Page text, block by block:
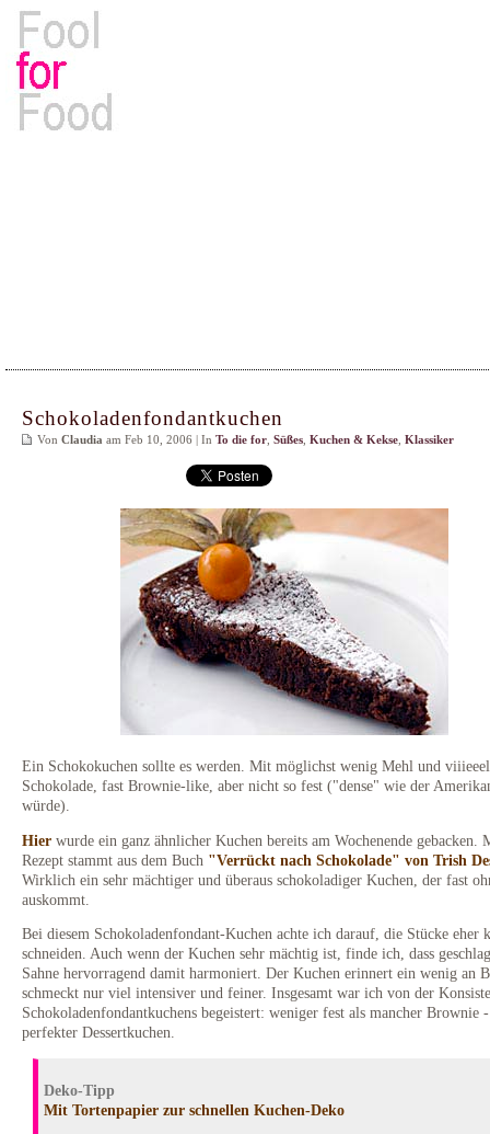
Schokoladenfondantkuchen
Von Claudia am Feb 10, 2006 | In To die for Süßes Kuchen & Kekse Klassiker
Ein Schokokuchen sollte es werden. Mit möglichst wenig Mehl und viiieeel
Schokolade, fast Brownie-like, aber nicht so fest ("dense" wie der
würde).
Hier wurde ein ganz ähnlicher Kuchen bereits am Wochenende gebacken.
Rezept stammt aus dem Buch "Verrückt nach Schokolade" von Trish
Wirklich ein sehr mächtiger und überaus schokoladiger Kuchen, der fast
auskommt.
Bei diesem Schokoladenfondant-Kuchen achte ich darauf, die Stücke eher
schneiden. Auch wenn der Kuchen sehr mächtig ist, finde ich, dass
Sahne hervorragend damit harmoniert. Der Kuchen erinnert ein wenig an
schmeckt nur viel intensiver und feiner. Insgesamt war ich von der
Schokoladenfondantkuchens begeistert: weniger fest als mancher Brownie
perfekter Dessertkuchen.
Deko-Tipp
Mit Tortenpapier zur schnellen Kuchen-Deko